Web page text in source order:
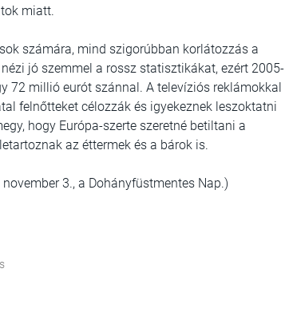
miatt.
számára, mind szigorúbban korlátozzás a
jó szemmel a rossz statisztikákat, ezért 2005-
72 millió eurót szánnal. A televíziós reklámokkal
felnőtteket célozzák és igyekeznek leszoktatni
hogy Európa-szerte szeretné betiltani a
az éttermek és a bárok is.
3., a Dohányfüstmentes Nap.)